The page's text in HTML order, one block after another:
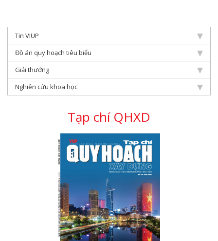
Tin VIUP
Đồ án quy hoạch tiêu biểu
Giải thưởng
Nghiên cứu khoa học
Tạp chí QHXD